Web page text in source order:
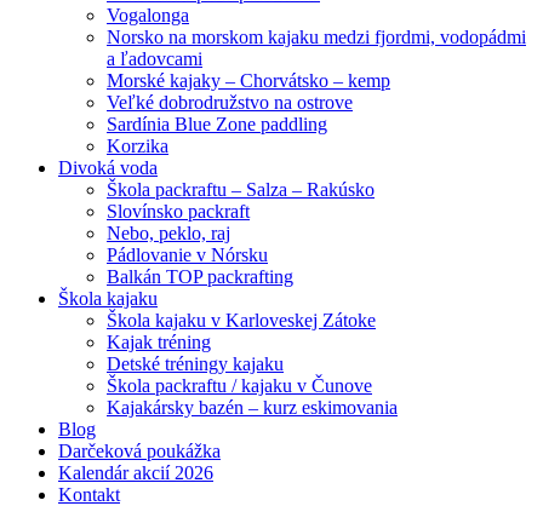
Vogalonga
Norsko na morskom kajaku medzi fjordmi, vodopádmi
a ľadovcami
Morské kajaky – Chorvátsko – kemp
Veľké dobrodružstvo na ostrove
Sardínia Blue Zone paddling
Korzika
Divoká voda
Škola packraftu – Salza – Rakúsko
Slovínsko packraft
Nebo, peklo, raj
Pádlovanie v Nórsku
Balkán TOP packrafting
Škola kajaku
Škola kajaku v Karloveskej Zátoke
Kajak tréning
Detské tréningy kajaku
Škola packraftu / kajaku v Čunove
Kajakársky bazén – kurz eskimovania
Blog
Darčeková poukážka
Kalendár akcií 2026
Kontakt